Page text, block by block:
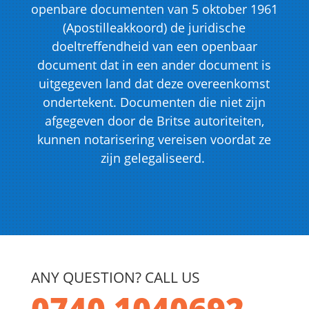
openbare documenten van 5 oktober 1961
(Apostilleakkoord) de juridische
doeltreffendheid van een openbaar
document dat in een ander document is
uitgegeven land dat deze overeenkomst
ondertekent. Documenten die niet zijn
afgegeven door de Britse autoriteiten,
kunnen notarisering vereisen voordat ze
zijn gelegaliseerd.
ANY QUESTION? CALL US